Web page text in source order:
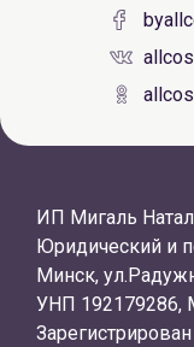
ИП Мигаль
Юридический и
Минск,
УНП 192179286,